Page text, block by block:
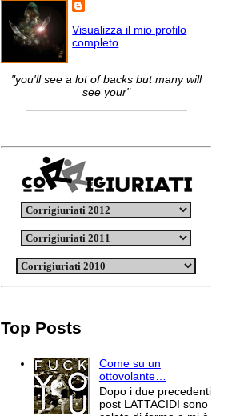
Visualizza il mio profilo
completo
"you'll see a lot of backs but many will
see your"
Top Posts
Come su un
ottovolante…
Dopo i due precedenti
post LATTACIDI sono